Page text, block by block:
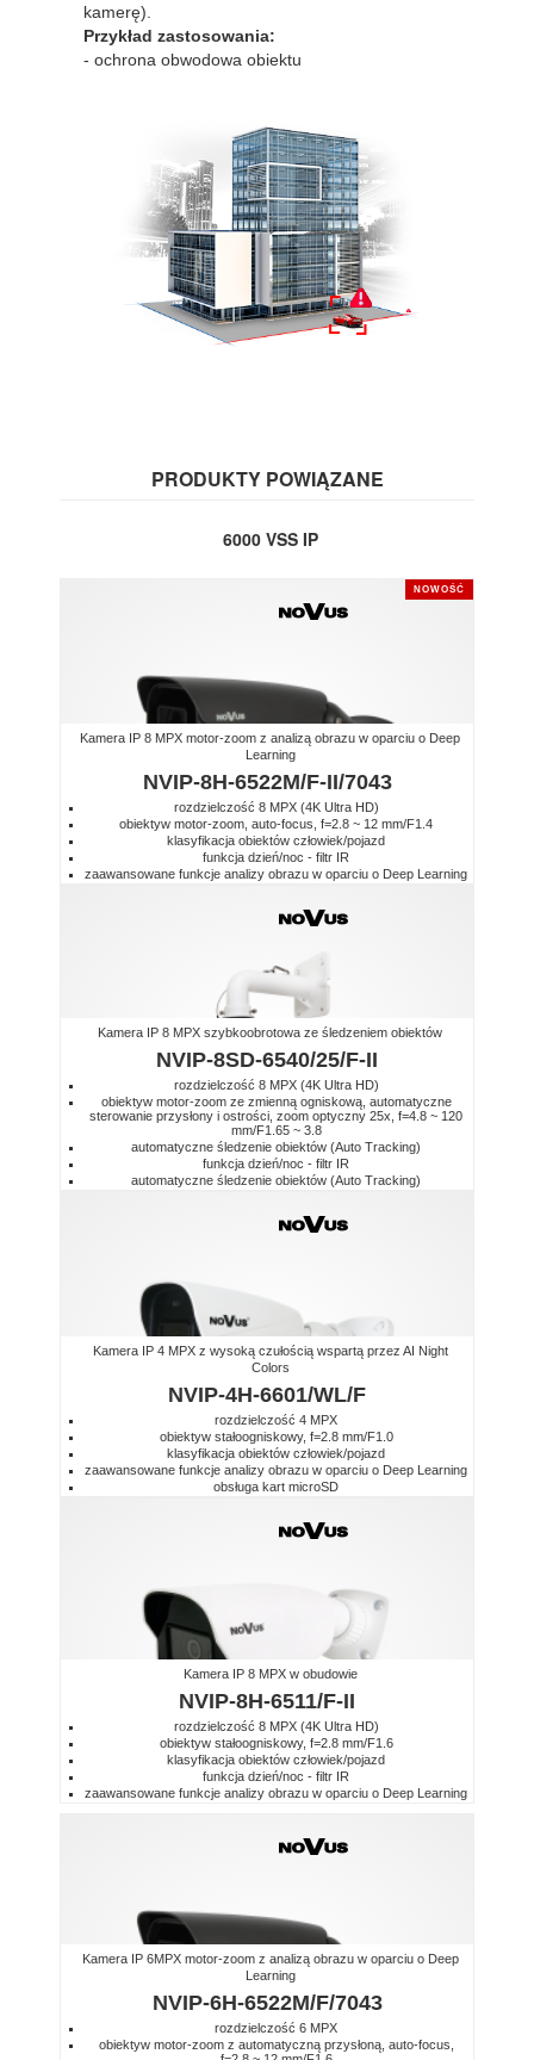
kamerę).
Przykład zastosowania:
- ochrona obwodowa obiektu
PRODUKTY POWIĄZANE
6000 VSS IP
NOWOŚĆ
Kamera IP 8 MPX motor-zoom z analizą obrazu w oparciu o Deep
Learning
NVIP-8H-6522M/F-II/7043
rozdzielczość 8 MPX (4K Ultra HD)
obiektyw motor-zoom, auto-focus, f=2.8 ~ 12 mm/F1.4
klasyfikacja obiektów człowiek/pojazd
funkcja dzień/noc - filtr IR
zaawansowane funkcje analizy obrazu w oparciu o Deep Learning
Kamera IP 8 MPX szybkoobrotowa ze śledzeniem obiektów
NVIP-8SD-6540/25/F-II
rozdzielczość 8 MPX (4K Ultra HD)
obiektyw motor-zoom ze zmienną ogniskową, automatyczne
sterowanie przysłony i ostrości, zoom optyczny 25x, f=4.8 ~ 120
mm/F1.65 ~ 3.8
automatyczne śledzenie obiektów (Auto Tracking)
funkcja dzień/noc - filtr IR
automatyczne śledzenie obiektów (Auto Tracking)
Kamera IP 4 MPX z wysoką czułością wspartą przez AI Night
Colors
NVIP-4H-6601/WL/F
rozdzielczość 4 MPX
obiektyw stałoogniskowy, f=2.8 mm/F1.0
klasyfikacja obiektów człowiek/pojazd
zaawansowane funkcje analizy obrazu w oparciu o Deep Learning
obsługa kart microSD
Kamera IP 8 MPX w obudowie
NVIP-8H-6511/F-II
rozdzielczość 8 MPX (4K Ultra HD)
obiektyw stałoogniskowy, f=2.8 mm/F1.6
klasyfikacja obiektów człowiek/pojazd
funkcja dzień/noc - filtr IR
zaawansowane funkcje analizy obrazu w oparciu o Deep Learning
Kamera IP 6MPX motor-zoom z analizą obrazu w oparciu o Deep
Learning
NVIP-6H-6522M/F/7043
rozdzielczość 6 MPX
obiektyw motor-zoom z automatyczną przysłoną, auto-focus,